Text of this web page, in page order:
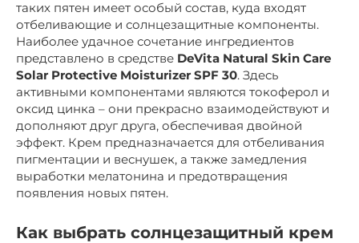
таких пятен имеет особый состав, куда входят
отбеливающие и солнцезащитные компоненты.
Наиболее удачное сочетание ингредиентов
представлено в средстве DeVita Natural Skin Care
Solar Protective Moisturizer SPF 30. Здесь
активными компонентами являются токоферол и
оксид цинка – они прекрасно взаимодействуют и
дополняют друг друга, обеспечивая двойной
эффект. Крем предназначается для отбеливания
пигментации и веснушек, а также замедления
выработки мелатонина и предотвращения
появления новых пятен.
Как выбрать солнцезащитный крем